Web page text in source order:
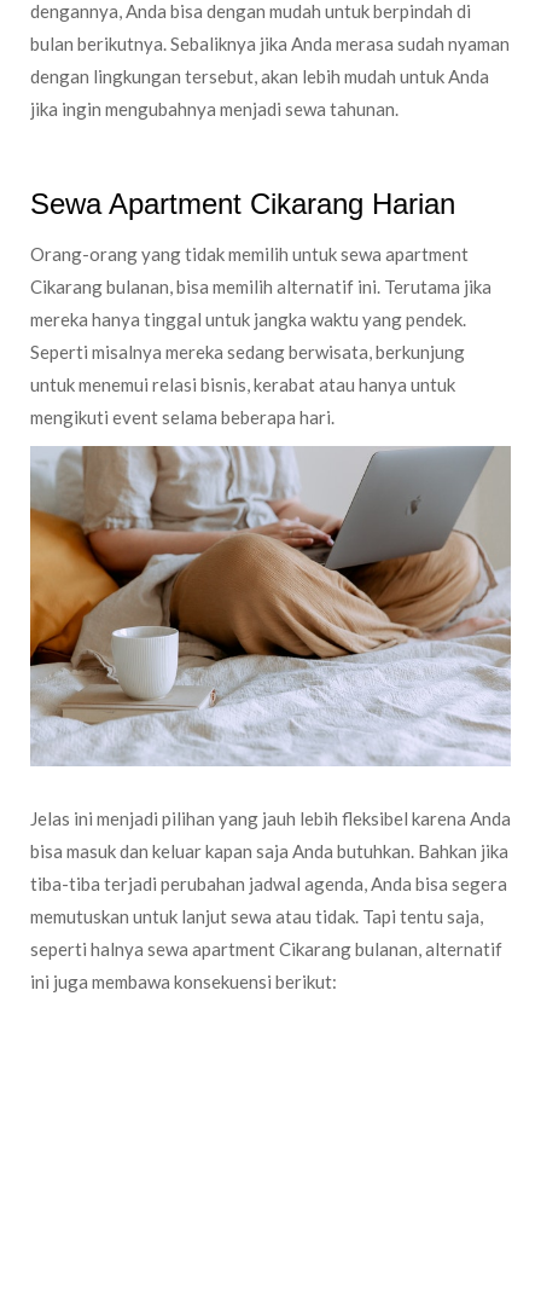
dengannya, Anda bisa dengan mudah untuk berpindah di
bulan berikutnya. Sebaliknya jika Anda merasa sudah nyaman
dengan lingkungan tersebut, akan lebih mudah untuk Anda
jika ingin mengubahnya menjadi sewa tahunan.
Sewa Apartment Cikarang Harian
Orang-orang yang tidak memilih untuk sewa apartment
Cikarang bulanan, bisa memilih alternatif ini. Terutama jika
mereka hanya tinggal untuk jangka waktu yang pendek.
Seperti misalnya mereka sedang berwisata, berkunjung
untuk menemui relasi bisnis, kerabat atau hanya untuk
mengikuti event selama beberapa hari.
Jelas ini menjadi pilihan yang jauh lebih fleksibel karena Anda
bisa masuk dan keluar kapan saja Anda butuhkan. Bahkan jika
tiba-tiba terjadi perubahan jadwal agenda, Anda bisa segera
memutuskan untuk lanjut sewa atau tidak. Tapi tentu saja,
seperti halnya sewa apartment Cikarang bulanan, alternatif
ini juga membawa konsekuensi berikut: